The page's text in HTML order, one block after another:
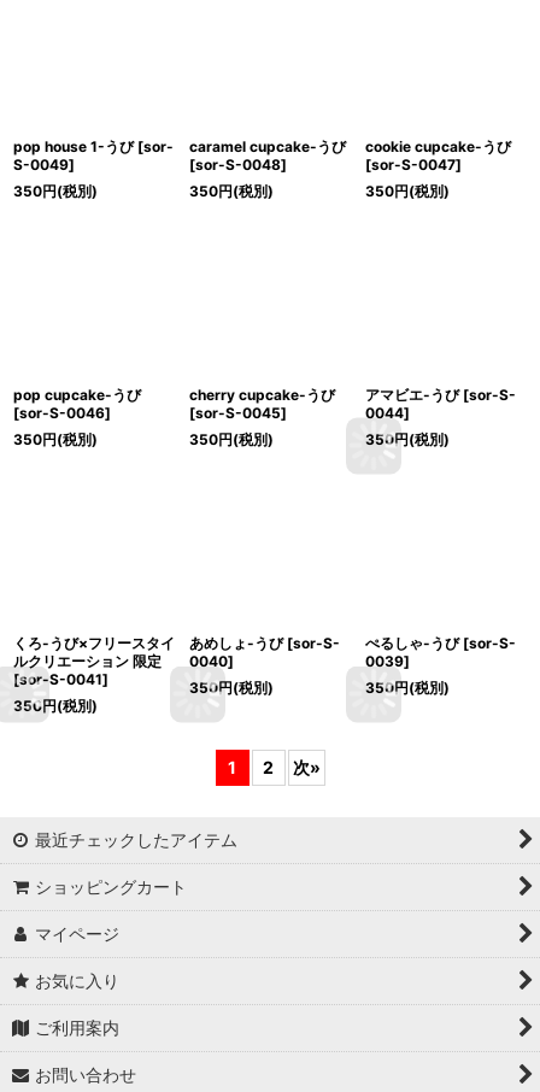
pop house 1-うび [sor-
S-0049]
350円(税別)
caramel cupcake-うび
[sor-S-0048]
350円(税別)
cookie cupcake-うび
[sor-S-0047]
350円(税別)
pop cupcake-うび
[sor-S-0046]
350円(税別)
cherry cupcake-うび
[sor-S-0045]
350円(税別)
アマビエ-うび [sor-S-
0044]
350円(税別)
くろ-うび×フリースタイ
ルクリエーション 限定
[sor-S-0041]
350円(税別)
あめしょ-うび [sor-S-
0040]
350円(税別)
ぺるしゃ-うび [sor-S-
0039]
350円(税別)
1 2 次»
最近チェックしたアイテム
ショッピングカート
マイページ
お気に入り
ご利用案内
お問い合わせ